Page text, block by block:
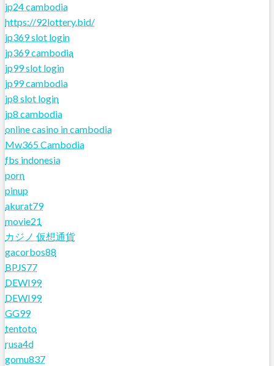
jp24 cambodia
https://92lottery.bid/
jp369 slot login
jp369 cambodia
jp99 slot login
jp99 cambodia
jp8 slot login
jp8 cambodia
online casino in cambodia
Mw365 Cambodia
fbs indonesia
porn
pinup
akurat79
movie21
カジノ 仮想通貨
gacorbos88
BPJS77
DEWI99
DEWI99
GG99
tentoto
rusa4d
gomu837